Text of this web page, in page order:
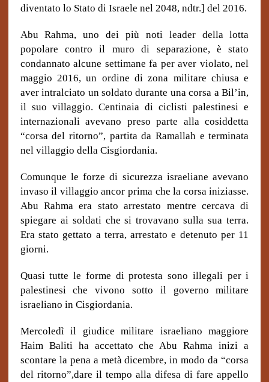
diventato lo Stato di Israele nel 2048, ndtr.] del 2016.
Abu Rahma, uno dei più noti leader della lotta
popolare contro il muro di separazione, è stato
condannato alcune settimane fa per aver violato, nel
maggio 2016, un ordine di zona militare chiusa e
aver intralciato un soldato durante una corsa a Bil’in,
il suo villaggio. Centinaia di ciclisti palestinesi e
internazionali avevano preso parte alla cosiddetta
“corsa del ritorno”, partita da Ramallah e terminata
nel villaggio della Cisgiordania.
Comunque le forze di sicurezza israeliane avevano
invaso il villaggio ancor prima che la corsa iniziasse.
Abu Rahma era stato arrestato mentre cercava di
spiegare ai soldati che si trovavano sulla sua terra.
Era stato gettato a terra, arrestato e detenuto per 11
giorni.
Quasi tutte le forme di protesta sono illegali per i
palestinesi che vivono sotto il governo militare
israeliano in Cisgiordania.
Mercoledì il giudice militare israeliano maggiore
Haim Baliti ha accettato che Abu Rahma inizi a
scontare la pena a metà dicembre, in modo da “corsa
del ritorno”,dare il tempo alla difesa di fare appello